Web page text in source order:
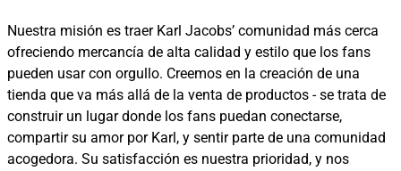
Nuestra misión es traer Karl Jacobs’ comunidad más cerca
ofreciendo mercancía de alta calidad y estilo que los fans
pueden usar con orgullo. Creemos en la creación de una
tienda que va más allá de la venta de productos - se trata de
construir un lugar donde los fans puedan conectarse,
compartir su amor por Karl, y sentir parte de una comunidad
acogedora. Su satisfacción es nuestra prioridad, y nos